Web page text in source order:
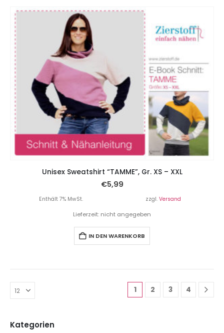
Unisex Sweatshirt “TAMME”, Gr. XS – XXL
€5,99
Enthält 7% MwSt. zzgl. Versand
Lieferzeit: nicht angegeben
IN DEN WARENKORB
1 2 3 4
Kategorien